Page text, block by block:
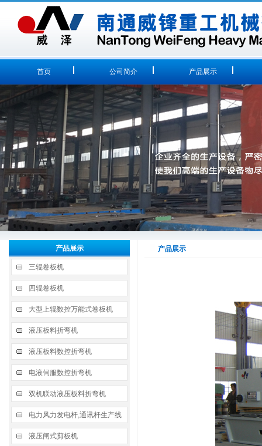
首页 公司简介 产品展示
产品展示
三辊卷板机
四辊卷板机
大型上辊数控万能式卷板机
液压板料折弯机
液压板料数控折弯机
电液伺服数控折弯机
双机联动液压板料折弯机
电力风力发电杆,通讯杆生产线
液压闸式剪板机
产品展示